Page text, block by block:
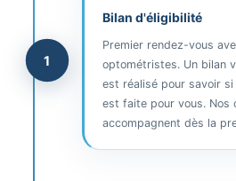
Bilan d'éligibilité
Premier rendez-vous
optométristes. Un bilan
est réalisé pour savoir
est faite pour vous. Nos
accompagnent dès la
1